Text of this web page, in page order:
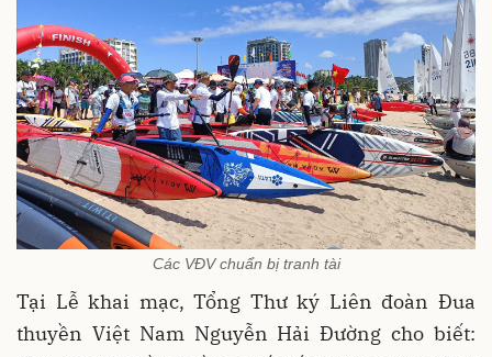
Các VĐV chuẩn bị tranh tài
Tại Lễ khai mạc, Tổng Thư ký Liên đoàn Đua
thuyền Việt Nam Nguyễn Hải Đường cho biết: